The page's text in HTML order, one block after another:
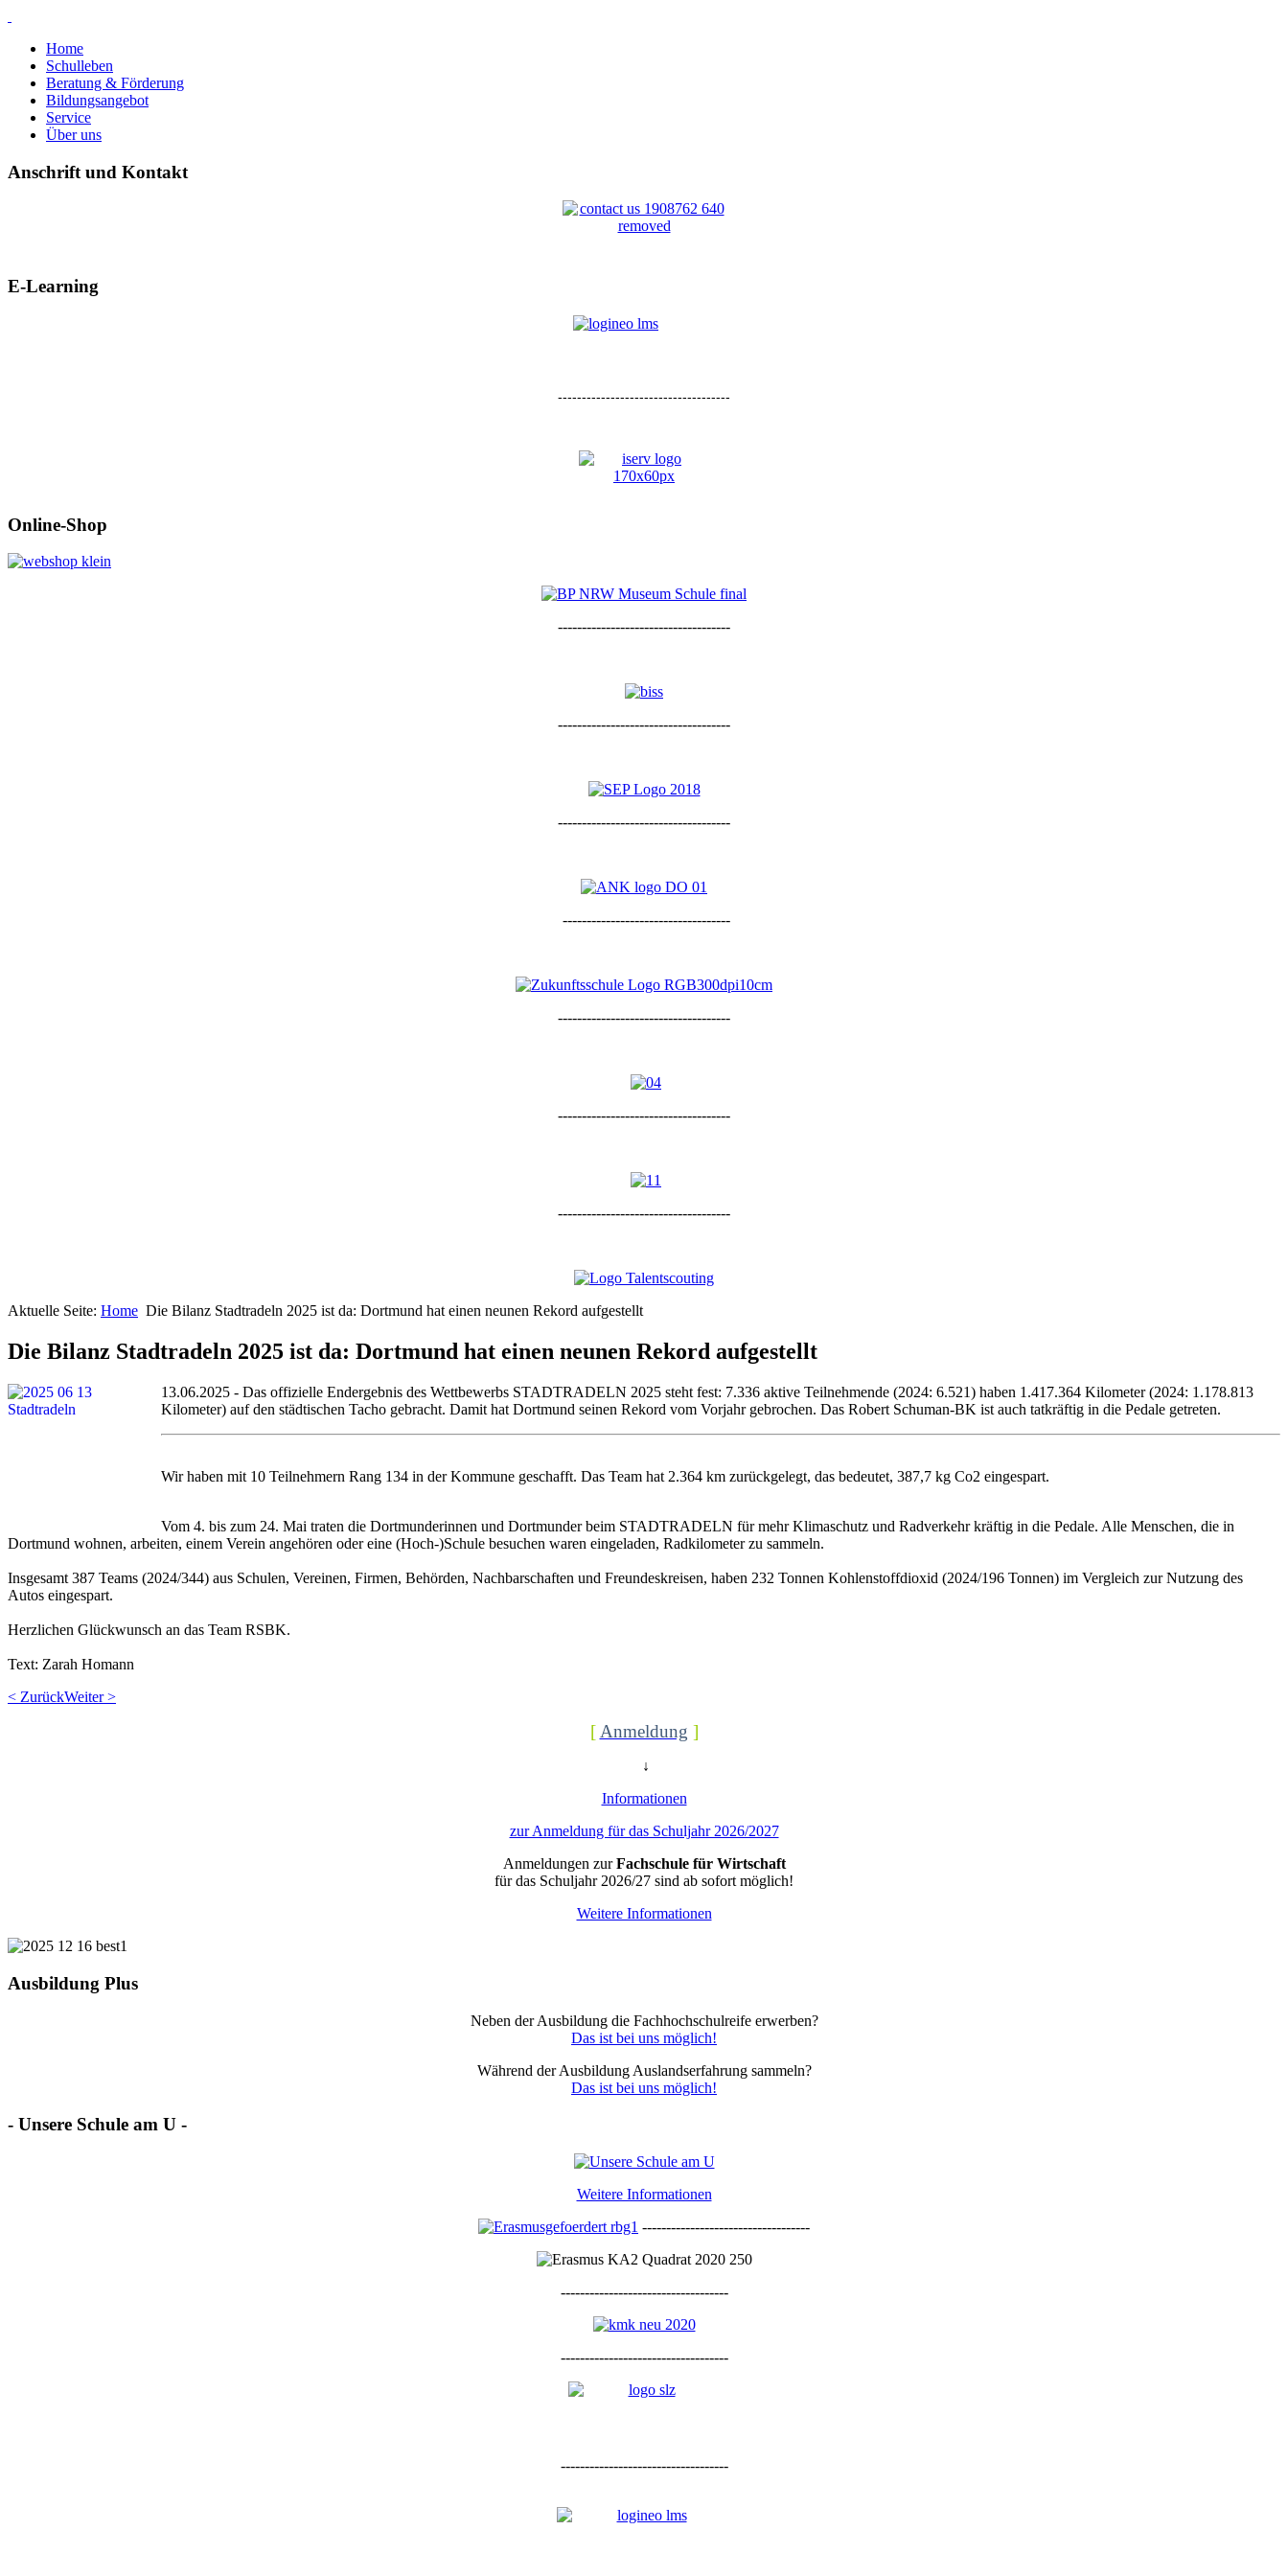
Home
Schulleben
Beratung & Förderung
Bildungsangebot
Service
Über uns
Anschrift und Kontakt
E-Learning
------------------------------------
Online-Shop
------------------------------------
------------------------------------
------------------------------------
-----------------------------------
------------------------------------
------------------------------------
------------------------------------
Aktuelle Seite: Home Die Bilanz Stadtradeln 2025 ist da: Dortmund hat einen neunen Rekord aufgestellt
Die Bilanz Stadtradeln 2025 ist da: Dortmund hat einen neunen Rekord aufgestellt
13.06.2025 - Das offizielle Endergebnis des Wettbewerbs STADTRADELN 2025 steht fest: 7.336 aktive Teilnehmende (2024: 6.521) haben 1.417.364 Kilometer (2024: 1.178.813
Kilometer) auf den städtischen Tacho gebracht. Damit hat Dortmund seinen Rekord vom Vorjahr gebrochen. Das Robert Schuman-BK ist auch tatkräftig in die Pedale getreten.
Wir haben mit 10 Teilnehmern Rang 134 in der Kommune geschafft. Das Team hat 2.364 km zurückgelegt, das bedeutet, 387,7 kg Co2 eingespart.
Vom 4. bis zum 24. Mai traten die Dortmunderinnen und Dortmunder beim STADTRADELN für mehr Klimaschutz und Radverkehr kräftig in die Pedale. Alle Menschen, die in
Dortmund wohnen, arbeiten, einem Verein angehören oder eine (Hoch-)Schule besuchen waren eingeladen, Radkilometer zu sammeln.
Insgesamt 387 Teams (2024/344) aus Schulen, Vereinen, Firmen, Behörden, Nachbarschaften und Freundeskreisen, haben 232 Tonnen Kohlenstoffdioxid (2024/196 Tonnen) im Vergleich zur Nutzung des
Autos eingespart.
Herzlichen Glückwunsch an das Team RSBK.
Text: Zarah Homann
< ZurückWeiter >
[ Anmeldung ]
↓
Informationen
zur Anmeldung für das Schuljahr 2026/2027
Anmeldungen zurFachschule für Wirtschaft
für das Schuljahr 2026/27 sind ab sofort möglich!
Weitere Informationen
Ausbildung Plus
Neben der Ausbildung die Fachhochschulreife erwerben?
Das ist bei uns möglich!
Während der Ausbildung Auslandserfahrung sammeln?
Das ist bei uns möglich!
- Unsere Schule am U -
Weitere Informationen
-----------------------------------
-----------------------------------
-----------------------------------
-----------------------------------